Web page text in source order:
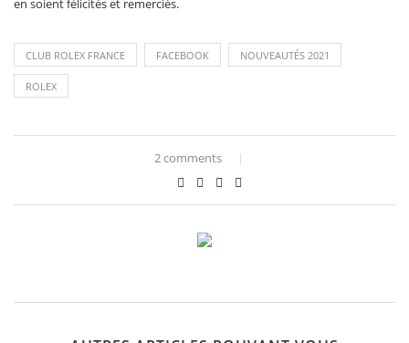
en soient félicités et remerciés.
CLUB ROLEX FRANCE FACEBOOK NOUVEAUTÉS 2021
ROLEX
2 comments